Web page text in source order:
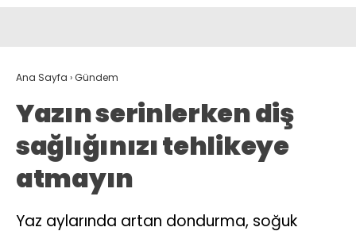
Ana Sayfa ›Gündem
Yazın serinlerken diş
sağlığınızı tehlikeye
atmayın
Yaz aylarında artan dondurma, soğuk